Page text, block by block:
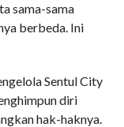
sama-sama
berbeda. Ini
Sentul City
diri
hak-haknya.